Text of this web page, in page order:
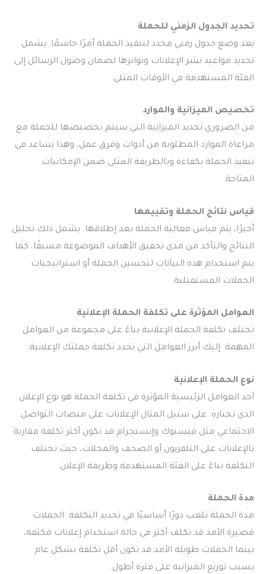
تحديد الجدول الزمني للحملة
يعد وضع جدول زمني محدد لتنفيذ الحملة أمرًا حاسمًا. يشمل
تحديد مواعيد نشر الإعلانات وتواترها لضمان وصول الرسائل إلى
الفئة المستهدفة في الأوقات المثلى.
تخصيص الميزانية والموارد
من الضروري تحديد الميزانية التي سيتم تخصيصها للحملة مع
مراعاة الموارد المطلوبة من أدوات وفرق عمل، وهذا يساعد في
تنفيذ الحملة بكفاءة وبالطريقة المثلى ضمن الإمكانيات
المتاحة.
قياس نتائج الحملة وتقييمها
أخيرًا، يتم قياس فعالية الحملة بعد إطلاقها. يشمل ذلك تحليل
النتائج والتأكد من مدى تحقيق الأهداف الموضوعة مسبقًا، كما
يتم استخدام هذه البيانات لتحسين الحملة أو استراتيجيات
الحملات المستقبلية.
العوامل المؤثرة على تكلفة الحملة الإعلانية
تختلف تكلفة الحملة الإعلانية بناءً على مجموعة من العوامل
المهمة. إليك أبرز العوامل التي تحدد تكلفة حملتك الإعلانية.
نوع الحملة الإعلانية
أحد العوامل الرئيسية المؤثرة في تكلفة الحملة هو نوع الإعلان
الذي تختاره. على سبيل المثال الإعلانات على منصات التواصل
الاجتماعي مثل فيسبوك وإنستجرام قد تكون أكثر تكلفة مقارنة
بالإعلانات على التلفزيون أو الصحف والمجلات، حيث تختلف
التكلفة بناءً على الفئة المستهدفة وطريقة الإعلان.
مدة الحملة
مدة الحملة تلعب دورًا أساسيًا في تحديد التكلفة. الحملات
قصيرة الأمد قد تكلف أكثر في حالة استخدام إعلانات مكثفة،
بينما الحملات طويلة الأمد قد تكون أقل تكلفة بشكل عام
بسبب توزيع الميزانية على فترة أطول.